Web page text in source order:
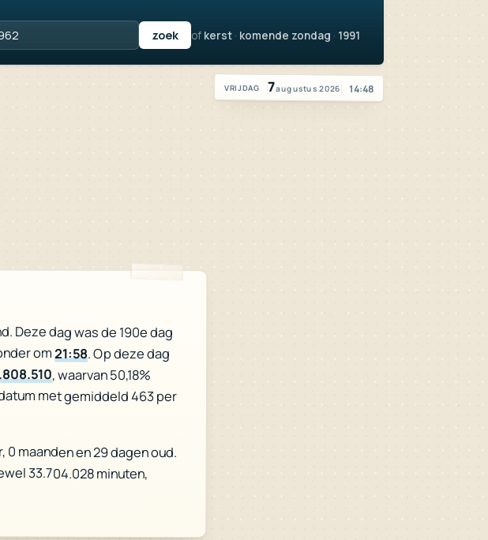
Vandaag is het vrijdag 7 augustus 2026
VRIJDAG 7augustus 2026 14:48
Deze dag was de 190e dag
om21:58. Op deze dag
, waarvan 50,18%
met gemiddeld 463 per
0 maanden en 29 dagen oud.
33.704.028 minuten,
of kerst · komende zondag · 1991